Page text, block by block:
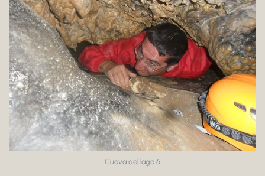
Cueva del lago 6